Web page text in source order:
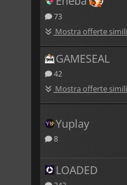
73
Mostra offerte simili
GAMESEAL
42
Mostra offerte simili
Yuplay
8
LOADED